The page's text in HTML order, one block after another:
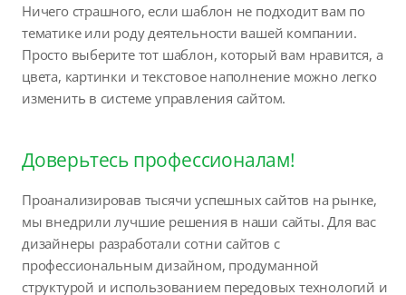
Ничего страшного, если шаблон не подходит вам по
тематике или роду деятельности вашей компании.
Просто выберите тот шаблон, который вам нравится, а
цвета, картинки и текстовое наполнение можно легко
изменить в системе управления сайтом.
Доверьтесь профессионалам!
Проанализировав тысячи успешных сайтов на рынке,
мы внедрили лучшие решения в наши сайты. Для вас
дизайнеры разработали сотни сайтов с
профессиональным дизайном, продуманной
структурой и использованием передовых технологий и